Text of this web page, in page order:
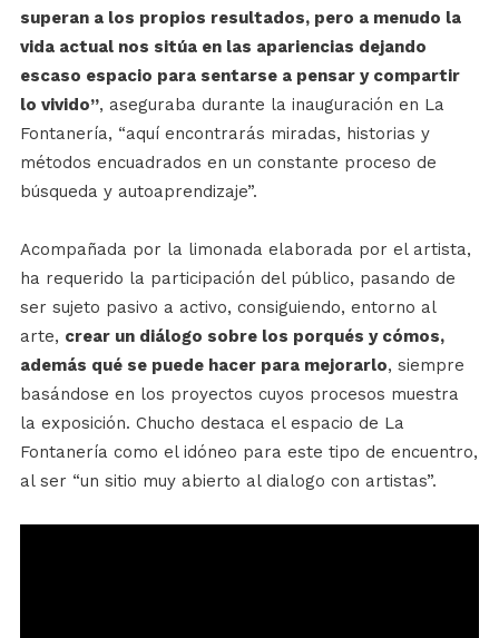
superan a los propios resultados, pero a menudo la
vida actual nos sitúa en las apariencias dejando
escaso espacio para sentarse a pensar y compartir
lo vivido”, aseguraba durante la inauguración en La
Fontanería, “aquí encontrarás miradas, historias y
métodos encuadrados en un constante proceso de
búsqueda y autoaprendizaje”.
Acompañada por la limonada elaborada por el artista,
ha requerido la participación del público, pasando de
ser sujeto pasivo a activo, consiguiendo, entorno al
arte, crear un diálogo sobre los porqués y cómos,
además qué se puede hacer para mejorarlo, siempre
basándose en los proyectos cuyos procesos muestra
la exposición. Chucho destaca el espacio de La
Fontanería como el idóneo para este tipo de encuentro,
al ser “un sitio muy abierto al dialogo con artistas”.